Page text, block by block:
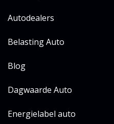
Autodealers
Belasting Auto
Blog
Dagwaarde Auto
Energielabel auto